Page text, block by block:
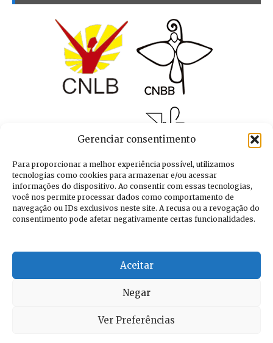
Gerenciar consentimento
Para proporcionar a melhor experiência possível, utilizamos
tecnologias como cookies para armazenar e/ou acessar
informações do dispositivo. Ao consentir com essas tecnologias,
você nos permite processar dados como comportamento de
navegação ou IDs exclusivos neste site. A recusa ou a revogação do
consentimento pode afetar negativamente certas funcionalidades.
Aceitar
Negar
Ver Preferências